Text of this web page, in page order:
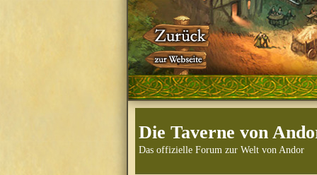
Die Taverne von
Das offizielle Forum zur Welt von Andor